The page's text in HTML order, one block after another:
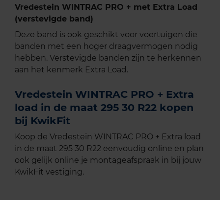
Vredestein WINTRAC PRO + met Extra Load
(verstevigde band)
Deze band is ook geschikt voor voertuigen die
banden met een hoger draagvermogen nodig
hebben. Verstevigde banden zijn te herkennen
aan het kenmerk Extra Load.
Vredestein WINTRAC PRO + Extra
load in de maat 295 30 R22 kopen
bij KwikFit
Koop de Vredestein WINTRAC PRO + Extra load
in de maat 295 30 R22 eenvoudig online en plan
ook gelijk online je montageafspraak in bij jouw
KwikFit vestiging.